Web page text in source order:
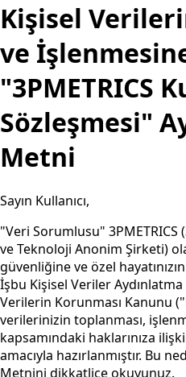
Kişisel
ve
"3PMETRICS
Sözleşmesi"
Metni
Sayın Kullanıcı,
"Veri Sorumlusu"
ve Teknoloji Anonim Şirketi)
güvenliğine ve özel
İşbu Kişisel Veriler Aydınlatma
Verilerin Korunması Kanunu
verilerinizin toplanması,
kapsamındaki haklarınıza
amacıyla hazırlanmıştır. Bu
Metnini dikkatlice okuyunuz.